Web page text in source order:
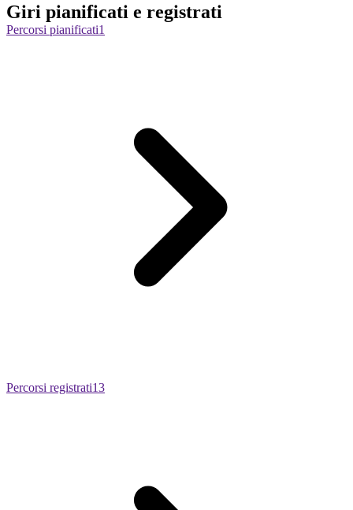
Giri pianificati e registrati
Percorsi pianificati1
Percorsi registrati13